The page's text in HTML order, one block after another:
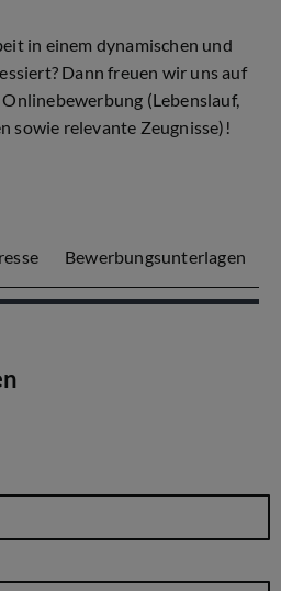
in einem dynamischen und
Dann freuen wir uns auf
(Lebenslauf,
sowie relevante Zeugnisse)!
Bewerbungsunterlagen